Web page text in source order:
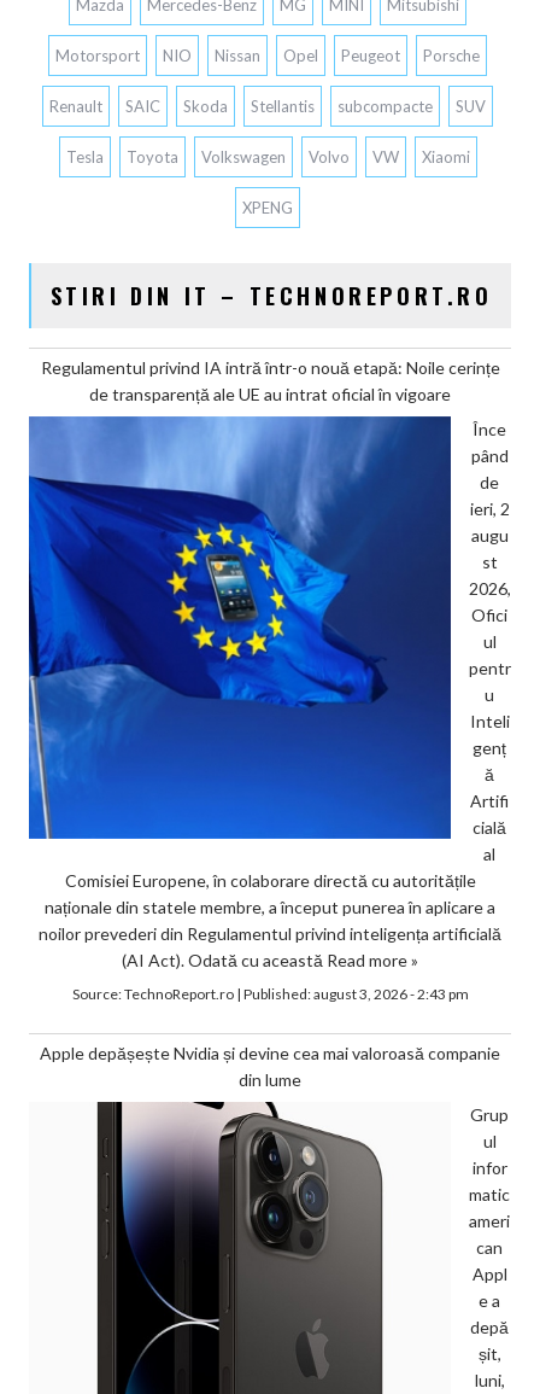
Mazda Mercedes-Benz MG MINI Mitsubishi
Motorsport NIO Nissan Opel Peugeot Porsche
Renault SAIC Skoda Stellantis subcompacte SUV
Tesla Toyota Volkswagen Volvo VW Xiaomi
XPENG
STIRI DIN IT – TECHNOREPORT.RO
Regulamentul privind IA intră într-o nouă etapă: Noile cerințe
de transparență ale UE au intrat oficial în vigoare
Înce
pând
de
ieri, 2
augu
st
2026,
Ofici
ul
pentr
u
Inteli
genț
ă
Artifi
cială
al
Comisiei Europene, în colaborare directă cu autoritățile
naționale din statele membre, a început punerea în aplicare a
noilor prevederi din Regulamentul privind inteligența artificială
(AI Act). Odată cu această Read more »
Source:TechnoReport.ro| Published:august 3, 2026 - 2:43 pm
Apple depășește Nvidia și devine cea mai valoroasă companie
din lume
Grup
ul
infor
matic
ameri
can
Appl
e a
depă
șit,
luni,